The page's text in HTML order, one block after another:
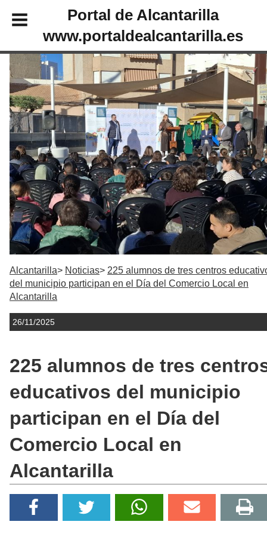
Portal de Alcantarilla
www.portaldealcantarilla.es
Alcantarilla Noticias
225 alumnos de tres centros
del municipio participan en el Día del Comercio Local en
Alcantarilla
26/11/2025
225 alumnos de tres
educativos del municipio
participan en el Día del
Comercio Local en
Alcantarilla